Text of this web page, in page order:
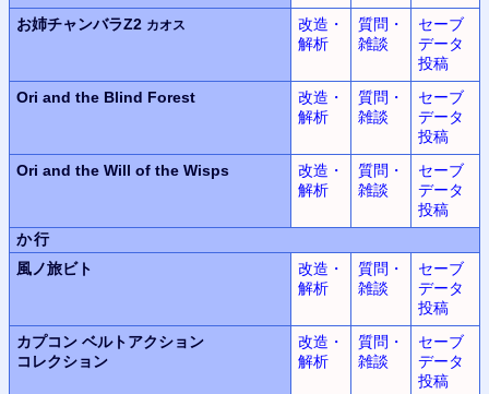
お姉チャンバラZ2 カオス
改造・
解析
質問・
雑談
セーブ
データ
投稿
Ori and the Blind Forest
改造・
解析
質問・
雑談
セーブ
データ
投稿
Ori and the Will of the Wisps
改造・
解析
質問・
雑談
セーブ
データ
投稿
か行
風ノ旅ビト
改造・
解析
質問・
雑談
セーブ
データ
投稿
カプコン ベルトアクション
コレクション
改造・
解析
質問・
雑談
セーブ
データ
投稿